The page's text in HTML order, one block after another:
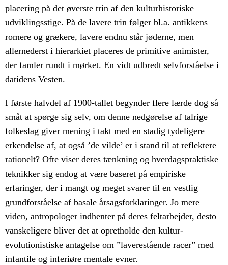
placering på det øverste trin af den kulturhistoriske
udviklingsstige. På de lavere trin følger bl.a. antikkens
romere og grækere, lavere endnu står jøderne, men
allernederst i hierarkiet placeres de primitive animister,
der famler rundt i mørket. En vidt udbredt selvforståelse i
datidens Vesten.
I første halvdel af 1900-tallet begynder flere lærde dog så
småt at spørge sig selv, om denne nedgørelse af talrige
folkeslag giver mening i takt med en stadig tydeligere
erkendelse af, at også ’de vilde’ er i stand til at reflektere
rationelt? Ofte viser deres tænkning og hverdagspraktiske
teknikker sig endog at være baseret på empiriske
erfaringer, der i mangt og meget svarer til en vestlig
grundforståelse af basale årsagsforklaringer. Jo mere
viden, antropologer indhenter på deres feltarbejder, desto
vanskeligere bliver det at opretholde den kultur-
evolutionistiske antagelse om ”laverestående racer” med
infantile og inferiøre mentale evner.